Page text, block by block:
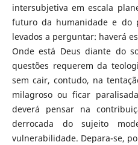
intersubjetiva em escala
futuro da humanidade e do
levados a perguntar: haverá
Onde está Deus diante do
questões requerem da
sem cair, contudo, na
milagroso ou ficar
deverá pensar na
derrocada do sujeito
vulnerabilidade. Depara-se,